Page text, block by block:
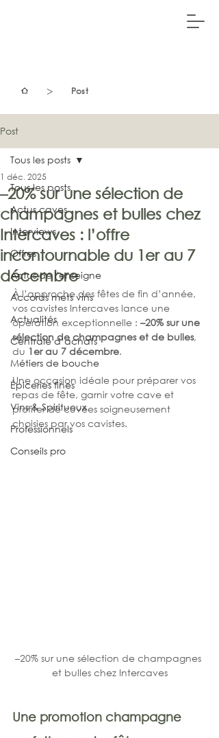
> Post
Post
Tous les posts
Actus caves
Interviews
Offres
Actus de l'enseigne
Accords mets vins
Actualités
Centrale d’achats
Métiers de bouche
Épiceries fines
Vins & Spiritueux
Professionnels
Conseils pro
Tous les posts
–20% sur une sélection de
champagnes et bulles chez
Intercaves : l’offre
incontournable du 1er au 7
décembre
1 déc. 2025
À l’approche des fêtes de fin d’année,
vos cavistes Intercaves lance une
opération exceptionnelle : –20% sur une
sélection de champagnes et de bulles,
du 1er au 7 décembre.
Une occasion idéale pour préparer vos
repas de fête, garnir votre cave et
profiter de cuvées soigneusement
choisies par vos cavistes.
–20% sur une sélection de champagnes
et bulles chez Intercaves
Une promotion champagne